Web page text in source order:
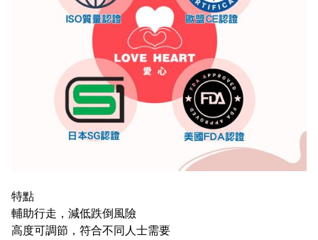
特點
輔助行走，減低跌倒風險
高度可調節，符合不同人士需要